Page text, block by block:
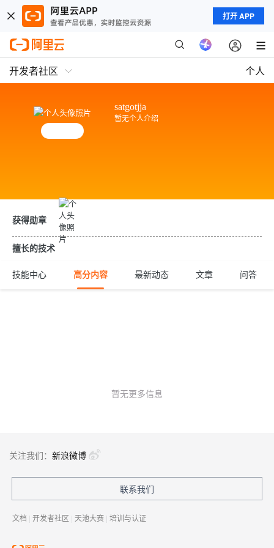
打开 APP
开发者社区 个人
satgotjja
暂无个人介绍
获得勋章
擅长的技术
技能中心 高分内容 最新动态 文章 问答
暂无更多信息
关注我们： 新浪微博
联系我们
文档 | 开发者社区 | 天池大赛 | 培训与认证